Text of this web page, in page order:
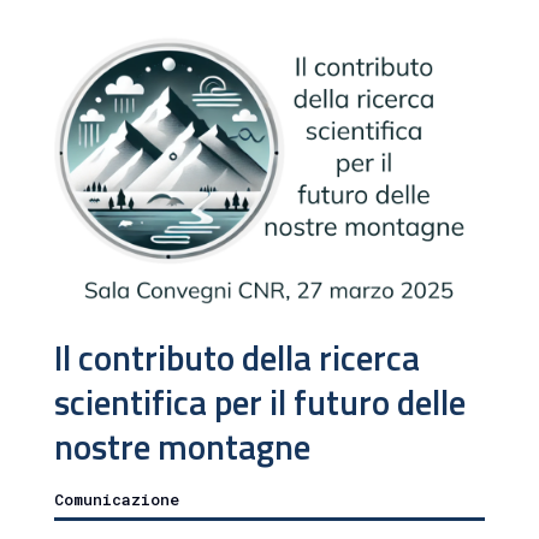
Il contributo della ricerca
scientifica per il futuro delle
nostre montagne
Comunicazione